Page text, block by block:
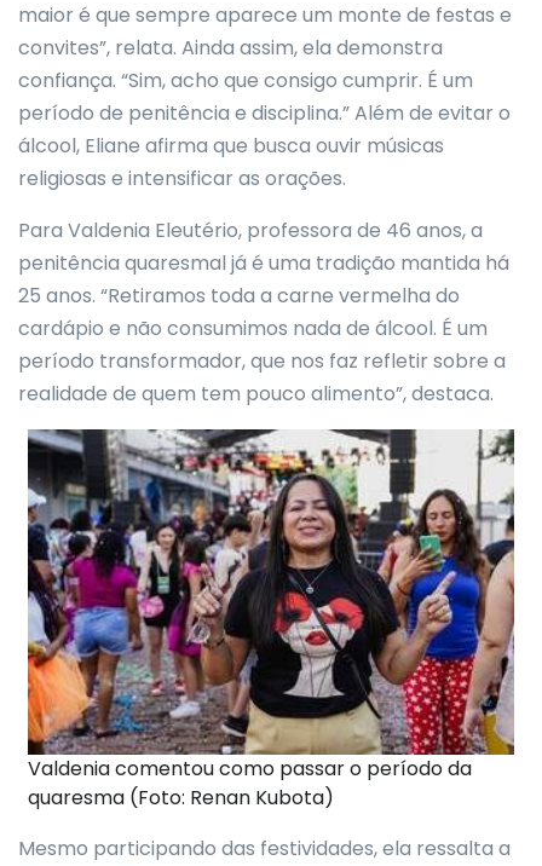
maior é que sempre aparece um monte de festas e
convites”, relata. Ainda assim, ela demonstra
confiança. “Sim, acho que consigo cumprir. É um
período de penitência e disciplina.” Além de evitar o
álcool, Eliane afirma que busca ouvir músicas
religiosas e intensificar as orações.
Para Valdenia Eleutério, professora de 46 anos, a
penitência quaresmal já é uma tradição mantida há
25 anos. “Retiramos toda a carne vermelha do
cardápio e não consumimos nada de álcool. É um
período transformador, que nos faz refletir sobre a
realidade de quem tem pouco alimento”, destaca.
Valdenia comentou como passar o período da
quaresma (Foto: Renan Kubota)
Mesmo participando das festividades, ela ressalta a